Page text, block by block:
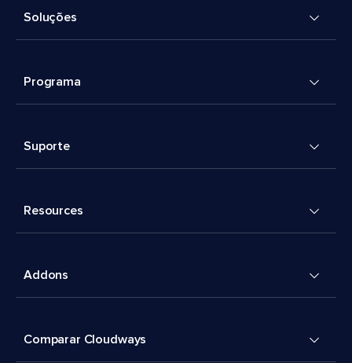
Soluções
Programa
Suporte
Resources
Addons
Comparar Cloudways